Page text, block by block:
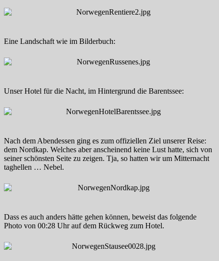
Eine Landschaft wie im Bilderbuch:
Unser Hotel für die Nacht, im Hintergrund die Barentssee:
Nach dem Abendessen ging es zum offiziellen Ziel unserer Reise:
dem Nordkap. Welches aber anscheinend keine Lust hatte, sich von
seiner schönsten Seite zu zeigen. Tja, so hatten wir um Mitternacht
taghellen … Nebel.
Dass es auch anders hätte gehen können, beweist das folgende
Photo von 00:28 Uhr auf dem Rückweg zum Hotel.